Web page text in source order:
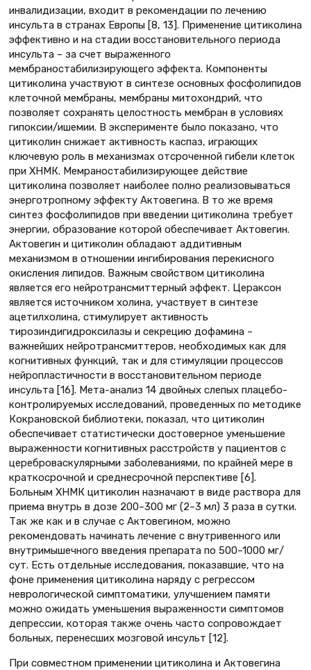
инвалидизации, входит в рекомендации по лечению
инсульта в странах Европы [8, 13]. Применение цитиколина
эффективно и на стадии восстановительного периода
инсульта – за счет выраженного
мембраностабилизирующего эффекта. Компоненты
цитиколина участвуют в синтезе основных фосфолипидов
клеточной мембраны, мембраны митохондрий, что
позволяет сохранять целостность мембран в условиях
гипоксии/ишемии. В эксперименте было показано, что
цитиколин снижает активность каспаз, играющих
ключевую роль в механизмах отсроченной гибели клеток
при ХНМК. Мемраностабилизирующее действие
цитиколина позволяет наиболее полно реализовываться
энерготропному эффекту Актовегина. В то же время
синтез фосфолипидов при введении цитиколина требует
энергии, образование которой обеспечивает Актовегин.
Актовегин и цитиколин обладают аддитивным
механизмом в отношении ингибирования перекисного
окисления липидов. Важным свойством цитиколина
является его нейротрансмиттерный эффект. Цераксон
является источником холина, участвует в синтезе
ацетилхолина, стимулирует активность
тирозиндигидроксилазы и секрецию дофамина –
важнейших нейротрансмиттеров, необходимых как для
когнитивных функций, так и для стимуляции процессов
нейропластичности в восстановительном периоде
инсульта [16]. Мета-анализ 14 двойных слепых плацебо-
контролируемых исследований, проведенных по методике
Кокрановской библиотеки, показал, что цитиколин
обеспечивает статистически достоверное уменьшение
выраженности когнитивных расстройств у пациентов с
цереброваскулярными заболеваниями, по крайней мере в
краткосрочной и среднесрочной перспективе [6].
Больным ХНМК цитиколин назначают в виде раствора для
приема внутрь в дозе 200–300 мг (2–3 мл) 3 раза в сутки.
Так же как и в случае с Актовегином, можно
рекомендовать начинать лечение с внутривенного или
внутримышечного введения препарата по 500–1000 мг/
сут. Есть отдельные исследования, показавшие, что на
фоне применения цитиколина наряду с регрессом
неврологической симптоматики, улучшением памяти
можно ожидать уменьшения выраженности симптомов
депрессии, которая также очень часто сопровождает
больных, перенесших мозговой инсульт [12].
При совместном применении цитиколина и Актовегина